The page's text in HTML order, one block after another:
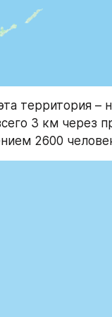
территория –
3 км через
2600